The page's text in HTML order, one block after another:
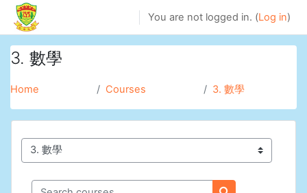
Skip to main content
You are not logged in. (Log in)
3. 數學
Home Courses 3. 數學
Course categories
Search courses